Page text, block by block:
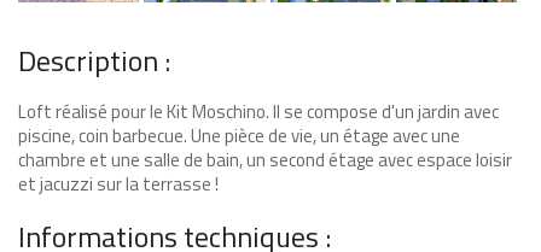
Description :
Loft réalisé pour le Kit Moschino. Il se compose d'un jardin avec
piscine, coin barbecue. Une pièce de vie, un étage avec une
chambre et une salle de bain, un second étage avec espace loisir
et jacuzzi sur la terrasse !
Informations techniques :